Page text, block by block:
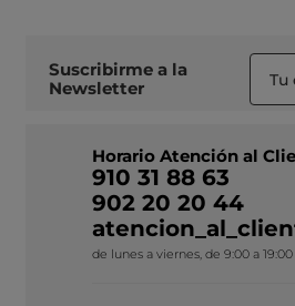
Suscribirme a la
Newsletter
Horario Atención al
910 31 88 63
902 20 20 44
de lunes a viernes, de 9:00 a